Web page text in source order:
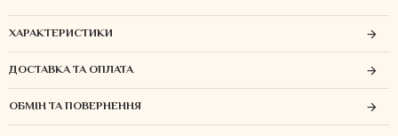
ХАРАКТЕРИСТИКИ
ДОСТАВКА ТА ОПЛАТА
ОБМІН ТА ПОВЕРНЕННЯ